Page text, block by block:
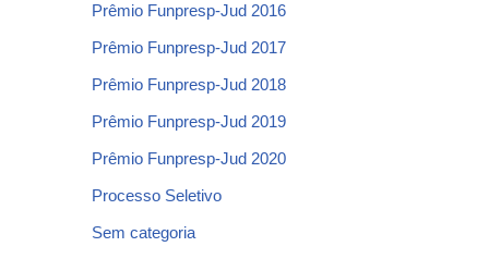
Prêmio Funpresp-Jud 2016
Prêmio Funpresp-Jud 2017
Prêmio Funpresp-Jud 2018
Prêmio Funpresp-Jud 2019
Prêmio Funpresp-Jud 2020
Processo Seletivo
Sem categoria